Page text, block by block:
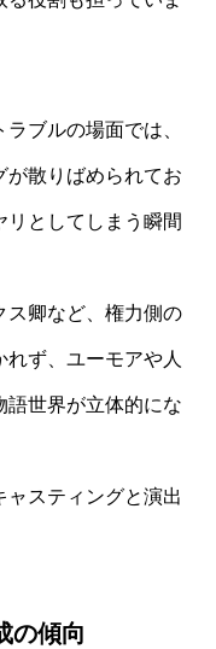
ブルの場面では、
が散りばめられてお
リとしてしまう瞬間
ス卿など、権力側の
ず、ユーモアや人
語世界が立体的にな
スティングと演出
の傾向